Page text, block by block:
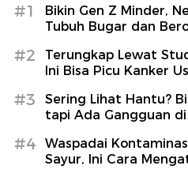
#1
Bikin Gen Z Minder,
Tubuh Bugar dan
#2
Terungkap Lewat
Ini Bisa Picu Kanker
#3
Sering Lihat Hantu?
tapi Ada Gangguan
#4
Waspadai
Sayur, Ini Cara